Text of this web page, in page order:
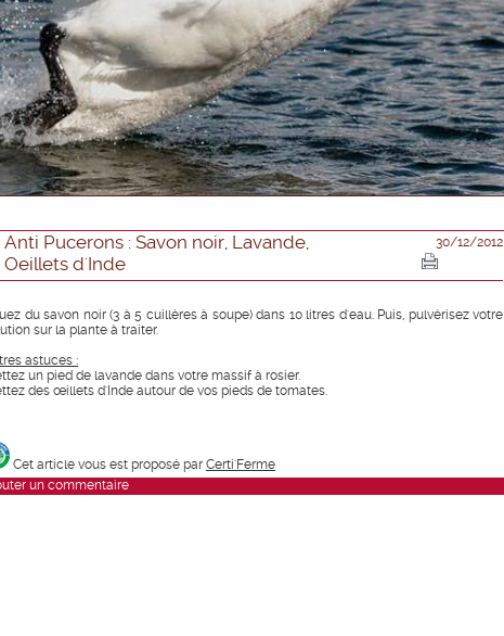
Anti Pucerons : Savon noir, Lavande,
Oeillets d'Inde
30/12/2012
du savon noir (3 à 5 cuillères à soupe) dans 10 litres d'eau. Puis, pulvérisez votre
sur la plante à traiter.
astuces :
un pied de lavande dans votre massif à rosier.
des œillets d'Inde autour de vos pieds de tomates.
Cet article vous est proposé par Certi'Ferme
un commentaire